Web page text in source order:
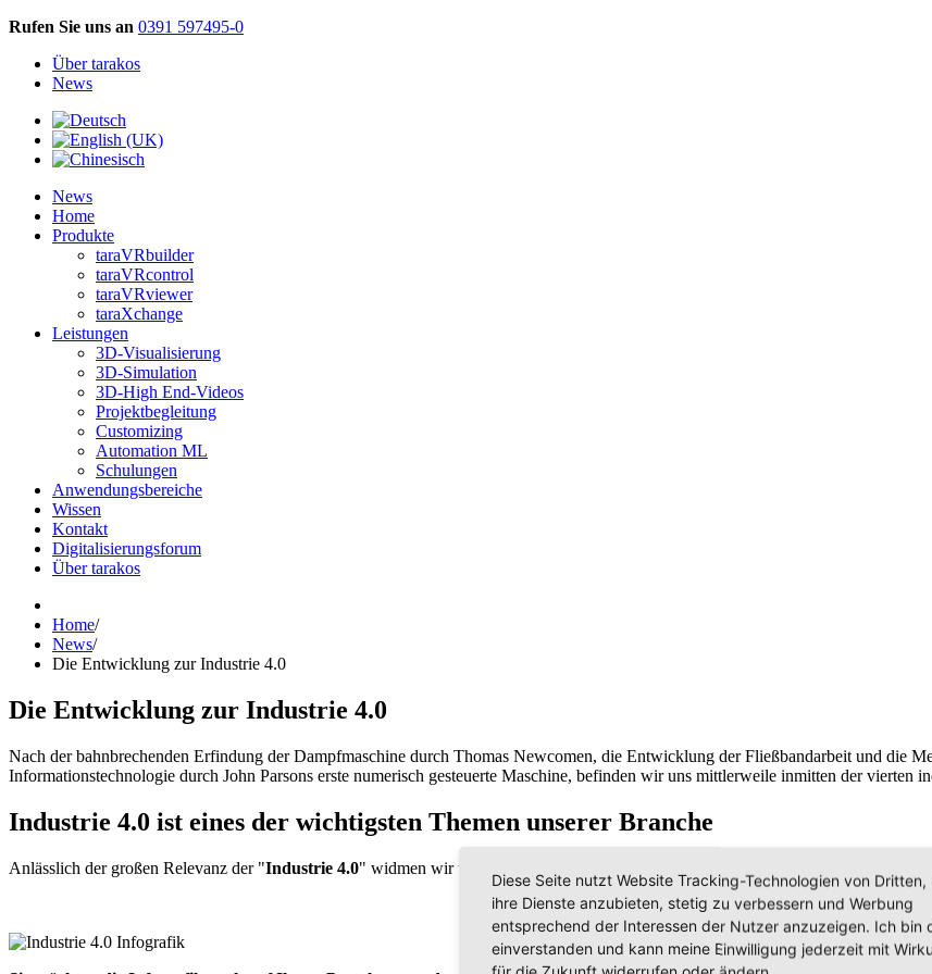
Rufen Sie uns an 0391 597495-0
Über tarakos
News
News
Home
Produkte
taraVRbuilder
taraVRcontrol
taraVRviewer
taraXchange
Leistungen
3D-Visualisierung
3D-Simulation
3D-High End-Videos
Projektbegleitung
Customizing
Automation ML
Schulungen
Anwendungsbereiche
Wissen
Kontakt
Digitalisierungsforum
Über tarakos
Home/
News/
Die Entwicklung zur Industrie 4.0
Die Entwicklung zur Industrie 4.0
Nach der bahnbrechenden Erfindung der Dampfmaschine durch Thomas Newcomen, die Entwicklung der Fließbandarbeit und die
Informationstechnologie durch John Parsons erste numerisch gesteuerte Maschine, befinden wir uns mittlerweile inmitten der vierten
Industrie 4.0 ist eines der wichtigsten Themen unserer Branche
Anlässlich der großen Relevanz der "Industrie 4.0" widmen wir uns in unserer Infografik den Entwicklungen, die den Weg hierher
Diese Seite nutzt Website Tracking-Technologien von Dritten,
ihre Dienste anzubieten, stetig zu verbessern und Werbung
entsprechend der Interessen der Nutzer anzuzeigen. Ich bin
einverstanden und kann meine Einwilligung jederzeit mit